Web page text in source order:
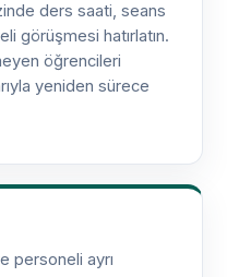
ders saati, seans
görüşmesi hatırlatın.
öğrencileri
yeniden sürece
personeli ayrı